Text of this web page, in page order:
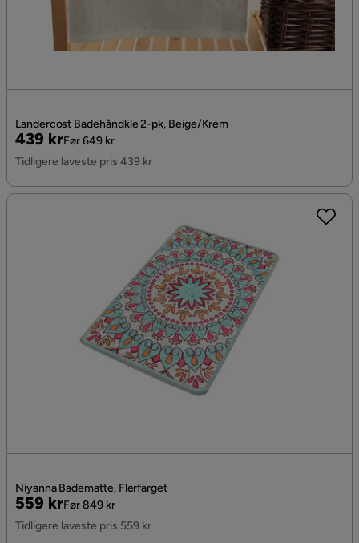
Landercost Badehåndkle 2-pk, Beige/Krem
Pris
439 kr
Original
Pris
Før 649 kr
Tidligere laveste pris 439 kr
Niyanna Badematte, Flerfarget
Pris
559 kr
Original
Pris
Før 849 kr
Tidligere laveste pris 559 kr